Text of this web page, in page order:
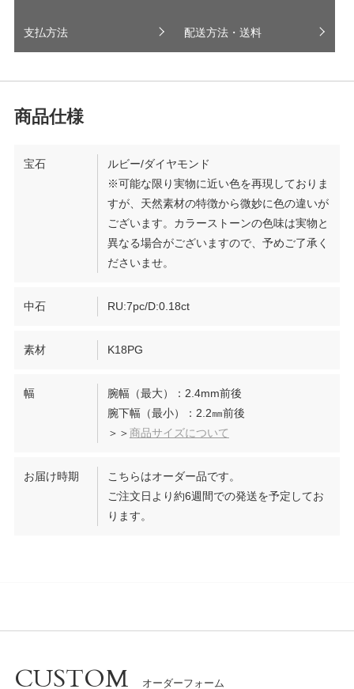
支払方法 配送方法・送料
宝石
ルビー/ダイヤモンド
※可能な限り実物に近い色を再現しておりま
すが、天然素材の特徴から微妙に色の違いが
ございます。カラーストーンの色味は実物と
異なる場合がございますので、予めご了承く
ださいませ。
中石 RU:7pc/D:0.18ct
素材 K18PG
幅
腕幅（最大）：2.4mm前後
腕下幅（最小）：2.2㎜前後
＞＞商品サイズについて
お届け時期
こちらはオーダー品です。
ご注文日より約6週間での発送を予定してお
ります。
CUSTOM